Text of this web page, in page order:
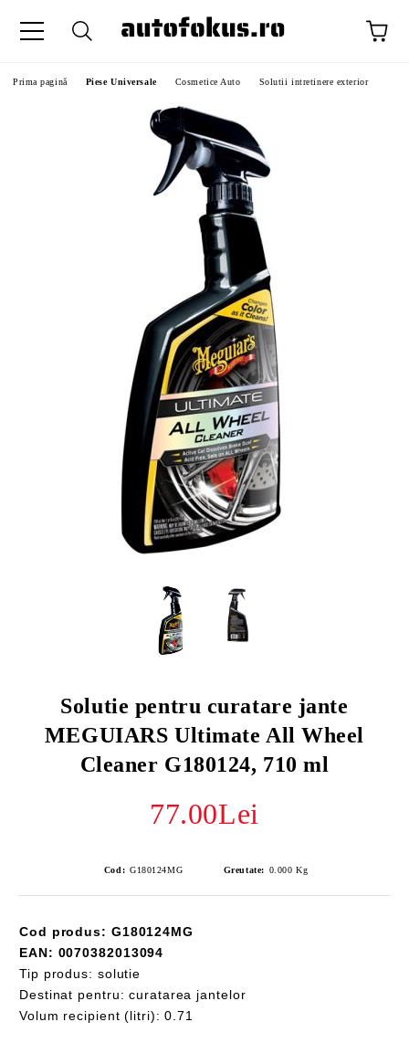
Prima pagină Piese Universale Cosmetice Auto Solutii intretinere exterior
Solutie pentru curatare jante
MEGUIARS Ultimate All Wheel
Cleaner G180124, 710 ml
77.00Lei
Cod: G180124MG Greutate: 0.000 Kg
Cod produs: G180124MG
EAN: 0070382013094
Tip produs: solutie
Destinat pentru: curatarea jantelor
Volum recipient (litri): 0.71